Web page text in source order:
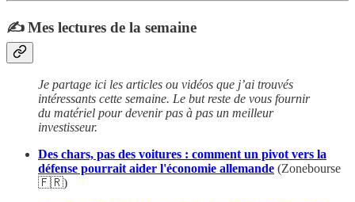
✍️ Mes lectures de la semaine
Je partage ici les articles ou vidéos que j’ai trouvés
intéressants cette semaine. Le but reste de vous fournir
du matériel pour devenir pas à pas un meilleur
investisseur.
Des chars, pas des voitures : comment un pivot vers la
défense pourrait aider l'économie allemande (Zonebourse
🇫🇷)